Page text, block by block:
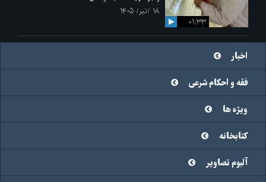
۰۱:۳۳
۱۸ /تیر/ ۱۴۰۵
اخبار
فقه و احکام شرعی
ویژه ها
کتابخانه
آلبوم تصاویر